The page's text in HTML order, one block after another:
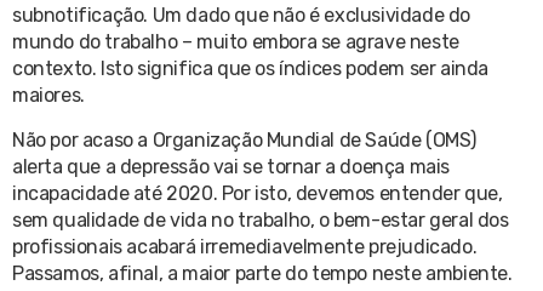
subnotificação. Um dado que não é exclusividade do
mundo do trabalho – muito embora se agrave neste
contexto. Isto significa que os índices podem ser ainda
maiores.
Não por acaso a Organização Mundial de Saúde (OMS)
alerta que a depressão vai se tornar a doença mais
incapacidade até 2020. Por isto, devemos entender que,
sem qualidade de vida no trabalho, o bem-estar geral dos
profissionais acabará irremediavelmente prejudicado.
Passamos, afinal, a maior parte do tempo neste ambiente.